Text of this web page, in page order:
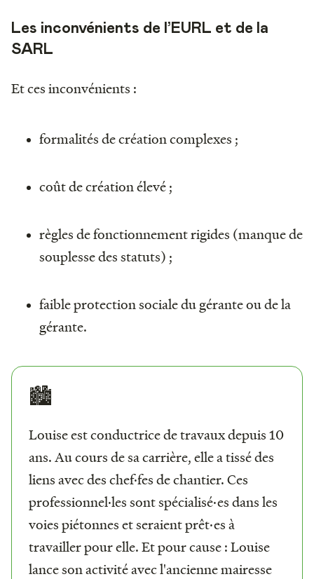
Les inconvénients de l’EURL et de la
SARL
Et ces inconvénients :
formalités de création complexes ;
coût de création élevé ;
règles de fonctionnement rigides (manque de
souplesse des statuts) ;
faible protection sociale du gérante ou de la
gérante.
🏙
Louise est conductrice de travaux depuis 10
ans. Au cours de sa carrière, elle a tissé des
liens avec des chef·fes de chantier. Ces
professionnel·les sont spécialisé·es dans les
voies piétonnes et seraient prêt·es à
travailler pour elle. Et pour cause : Louise
lance son activité avec l'ancienne mairesse